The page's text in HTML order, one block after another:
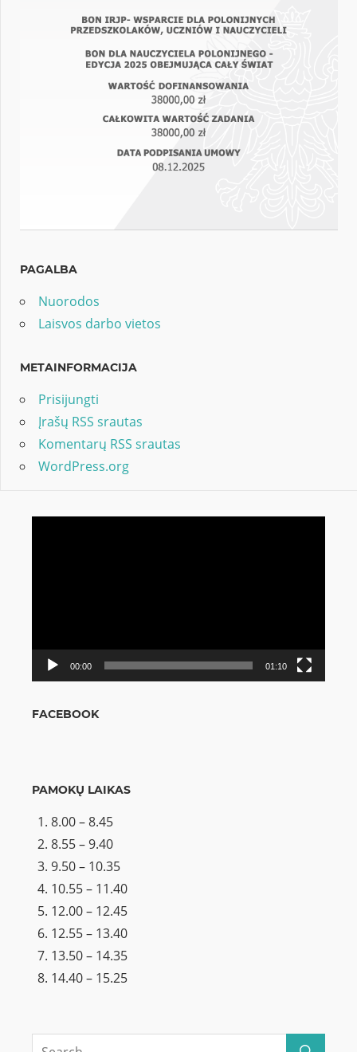
PAGALBA
Nuorodos
Laisvos darbo vietos
METAINFORMACIJA
Prisijungti
Įrašų RSS srautas
Komentarų RSS srautas
WordPress.org
00:00 01:10
FACEBOOK
PAMOKŲ LAIKAS
8.00 – 8.45
8.55 – 9.40
9.50 – 10.35
10.55 – 11.40
12.00 – 12.45
12.55 – 13.40
13.50 – 14.35
14.40 – 15.25